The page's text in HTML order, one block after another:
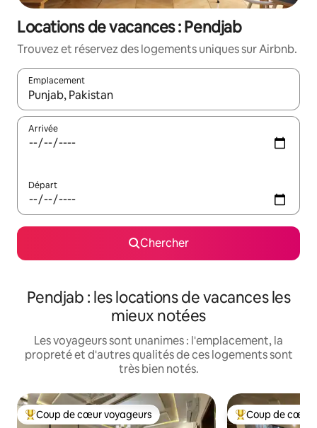
Locations de vacances : Pendjab
Trouvez et réservez des logements uniques sur Airbnb.
Emplacement
Quand les résultats sont affichés, parcourez-les en utilisant
Arrivée
Départ
Chercher
Pendjab : les locations de vacances les
mieux notées
Les voyageurs sont unanimes : l'emplacement, la
propreté et d'autres qualités de ces logements sont
très bien notés.
Coup de cœur voyageurs parmi les plus aimés
Coup de cœur voyageurs Coup de cœur
Coup de cœur